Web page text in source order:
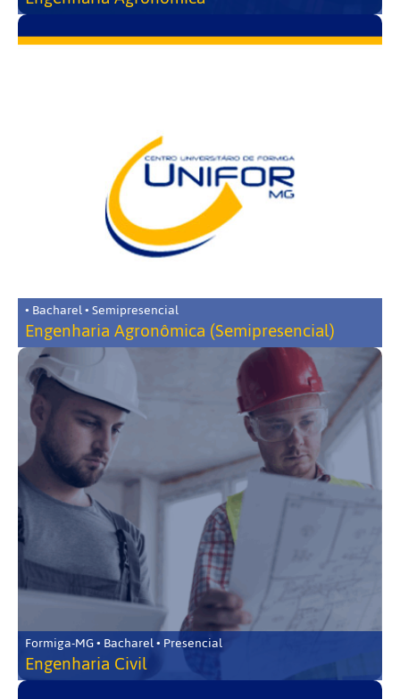
• Bacharel • Semipresencial
Engenharia Agronômica (Semipresencial)
Formiga-MG • Bacharel • Presencial
Engenharia Civil